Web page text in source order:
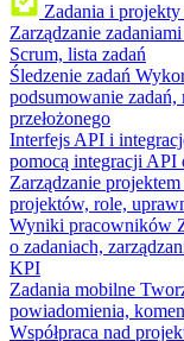
Zadania i projekty
Zarządzanie zadaniami
Scrum, lista zadań
Śledzenie zadań
podsumowanie
przełożonego
Interfejs API i
pomocą integracji API
Zarządzanie projektem
projektów, role,
Wyniki pracowników
o zadaniach,
KPI
Zadania mobilne
powiadomienia,
Współpraca nad